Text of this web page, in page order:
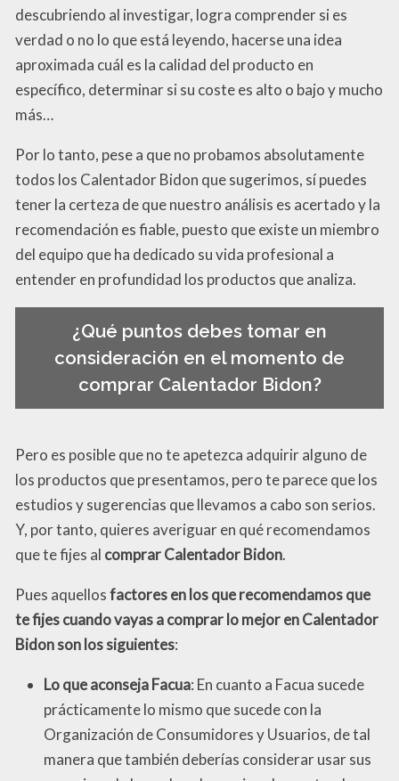
descubriendo al investigar, logra comprender si es
verdad o no lo que está leyendo, hacerse una idea
aproximada cuál es la calidad del producto en
específico, determinar si su coste es alto o bajo y mucho
más…
Por lo tanto, pese a que no probamos absolutamente
todos los Calentador Bidon que sugerimos, sí puedes
tener la certeza de que nuestro análisis es acertado y la
recomendación es fiable, puesto que existe un miembro
del equipo que ha dedicado su vida profesional a
entender en profundidad los productos que analiza.
¿Qué puntos debes tomar en
consideración en el momento de
comprar Calentador Bidon?
Pero es posible que no te apetezca adquirir alguno de
los productos que presentamos, pero te parece que los
estudios y sugerencias que llevamos a cabo son serios.
Y, por tanto, quieres averiguar en qué recomendamos
que te fijes al comprar Calentador Bidon.
Pues aquellosfactores en los que recomendamos que
te fijes cuando vayas a comprar lo mejor en Calentador
Bidon son los siguientes:
Lo que aconseja Facua: En cuanto a Facua sucede
prácticamente lo mismo que sucede con la
Organización de Consumidores y Usuarios, de tal
manera que también deberías considerar usar sus